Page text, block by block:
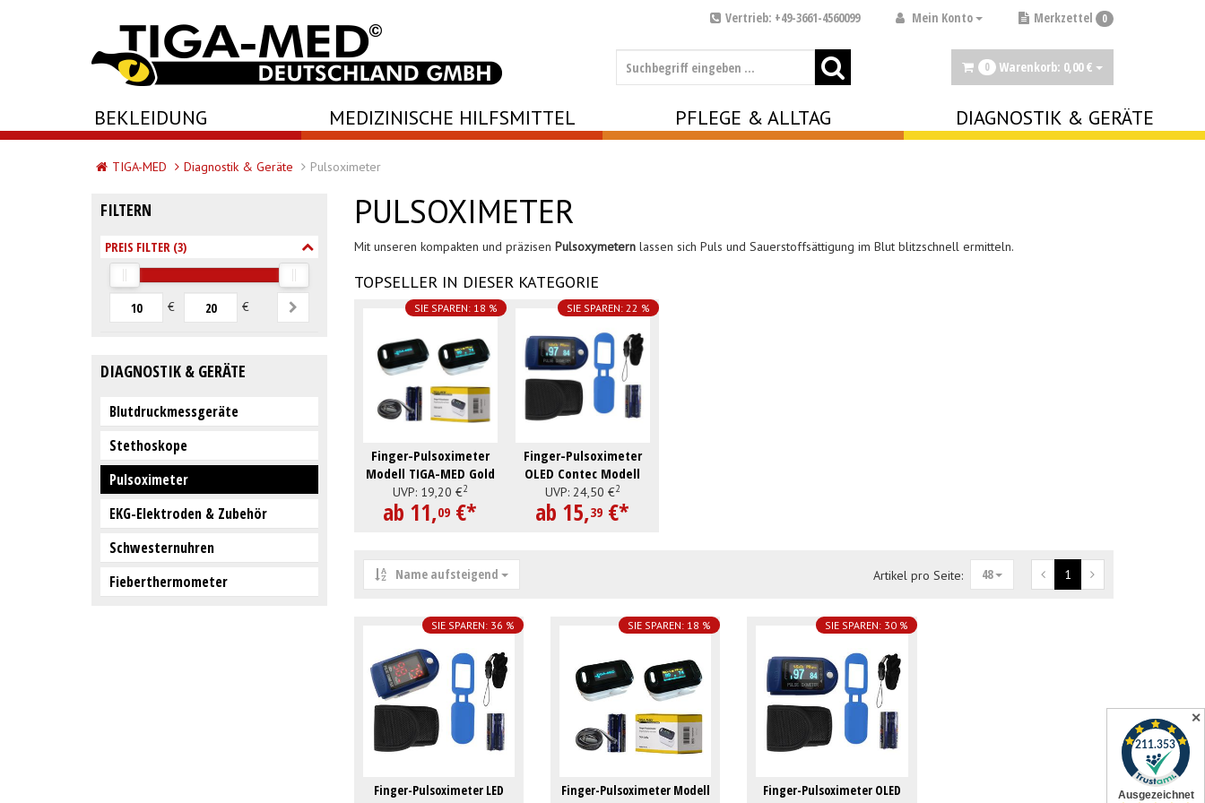
✕
Merkzettel 0
Mein Konto
Vertrieb: +49-3661-4560099
0 Warenkorb: 0,00 €
BEKLEIDUNG MEDIZINISCHE HILFSMITTEL PFLEGE & ALLTAG DIAGNOSTIK & GERÄTE
TIGA-MED Diagnostik & Geräte Pulsoximeter
FILTERN
PREIS FILTER (3)
€ €
DIAGNOSTIK & GERÄTE
Blutdruckmessgeräte
Stethoskope
Pulsoximeter
EKG-Elektroden & Zubehör
Schwesternuhren
Fieberthermometer
PULSOXIMETER
Mit unseren kompakten und präzisen Pulsoxymeternlassen sich Puls und Sauerstoffsättigung im Blut blitzschnell ermitteln.
TOPSELLER IN DIESER KATEGORIE
Finger-Pulsoximeter
Modell TIGA-MED Gold
2 OLED
UVP: 19,20 €2
ab 11,09 €*
SIE SPAREN: 18 %
Finger-Pulsoximeter
OLED Contec Modell
CMS 50 D
UVP: 24,50 €2
ab 15,39 €*
SIE SPAREN: 22 %
Name aufsteigend 1
Artikel pro Seite: 48
Finger-Pulsoximeter LED
SIE SPAREN: 36 %
Finger-Pulsoximeter Modell
SIE SPAREN: 18 %
Finger-Pulsoximeter OLED
SIE SPAREN: 30 %